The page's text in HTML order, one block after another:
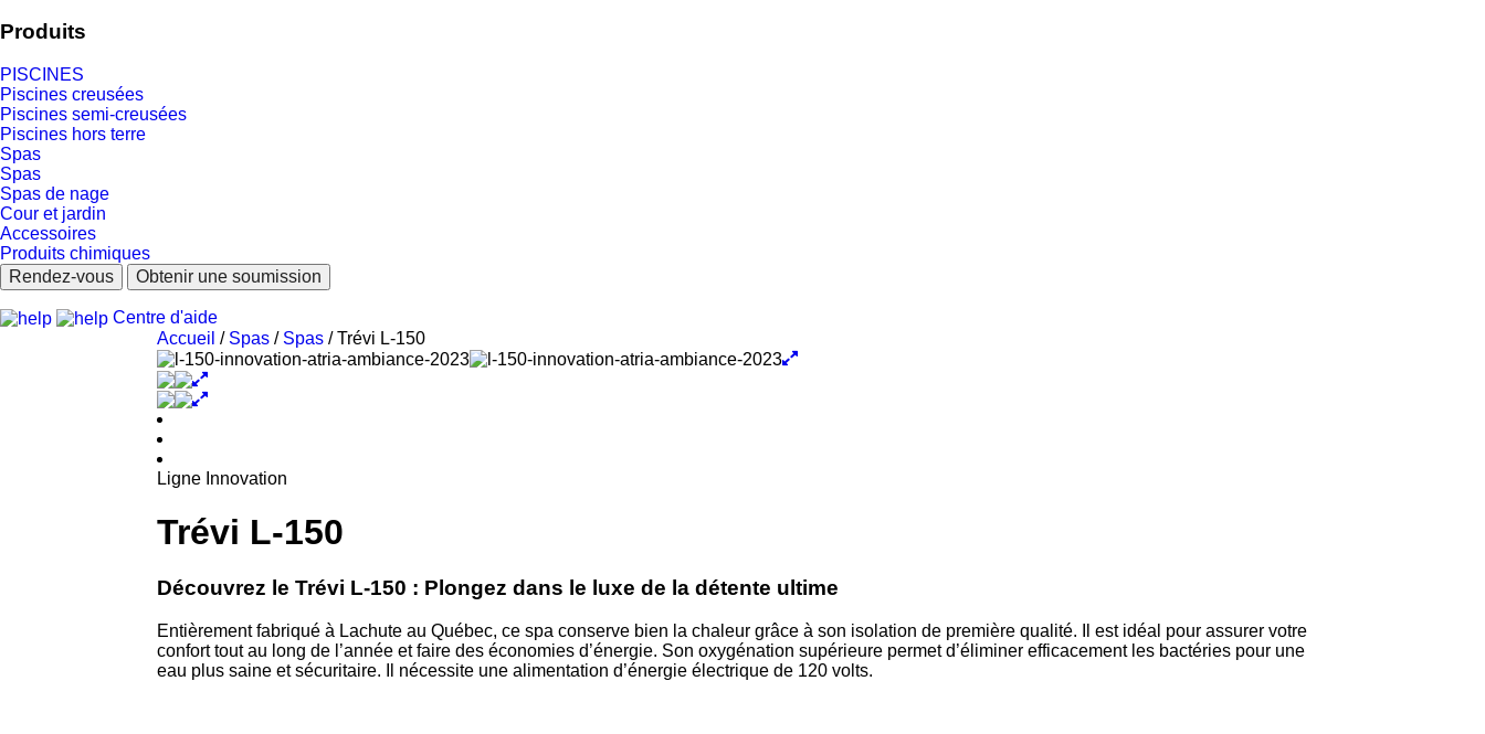
Produits
PISCINES
Piscines creusées
Piscines semi-creusées
Piscines hors terre
Spas
Spas
Spas de nage
Cour et jardin
Accessoires
Produits chimiques
Rendez-vous
Obtenir une soumission
Centre d'aide
Accueil / Spas / Spas / Trévi L-150
Ligne Innovation
Trévi L-150
Découvrez le Trévi L-150 : Plongez dans le luxe de la détente ultime
Entièrement fabriqué à Lachute au Québec, ce spa conserve bien la chaleur grâce à son isolation de première qualité. Il est idéal pour assurer votre
confort tout au long de l’année et faire des économies d’énergie. Son oxygénation supérieure permet d’éliminer efficacement les bactéries pour une
eau plus saine et sécuritaire. Il nécessite une alimentation d’énergie électrique de 120 volts.